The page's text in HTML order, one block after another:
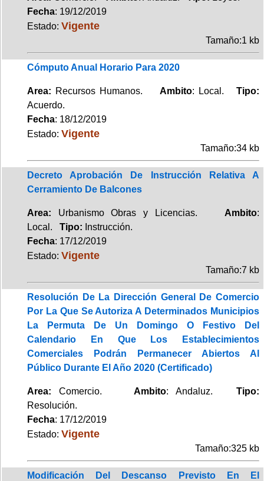
Fecha: 19/12/2019
Estado: Vigente
Tamaño:1 kb
Cómputo Anual Horario Para 2020
Area: Recursos Humanos. Ambito: Local.Tipo:
Acuerdo.
Fecha: 18/12/2019
Estado: Vigente
Tamaño:34 kb
Decreto Aprobación De Instrucción Relativa A
Cerramiento De Balcones
Area: Urbanismo Obras y Licencias. Ambito:
Local. Tipo: Instrucción.
Fecha: 17/12/2019
Estado: Vigente
Tamaño:7 kb
Resolución De La Dirección General De Comercio
Por La Que Se Autoriza A Determinados Municipios
La Permuta De Un Domingo O Festivo Del
Calendario En Que Los Establecimientos
Comerciales Podrán Permanecer Abiertos Al
Público Durante El Año 2020 (Certificado)
Area: Comercio. Ambito: Andaluz.Tipo:
Resolución.
Fecha: 17/12/2019
Estado: Vigente
Tamaño:325 kb
Modificación Del Descanso Previsto En El